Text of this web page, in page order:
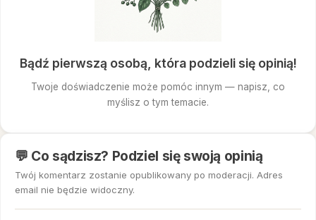
Bądź pierwszą osobą, która podzieli się opinią!
Twoje doświadczenie może pomóc innym — napisz, co
myślisz o tym temacie.
💬 Co sądzisz? Podziel się swoją opinią
Twój komentarz zostanie opublikowany po moderacji. Adres
email nie będzie widoczny.